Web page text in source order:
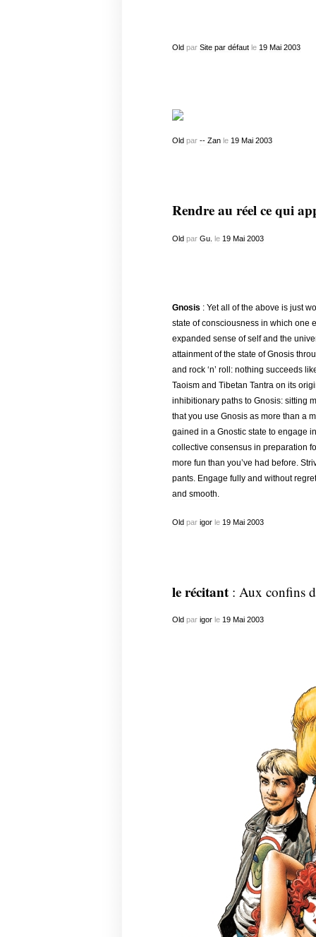
Old par Site par défautle 19 Mai 2003
Old par -- Zanle 19 Mai 2003
Rendre au réel ce qui
Oldpar Gu. le 19 Mai 2003
Gnosis : Yet all of the above is just
state of consciousness in which one
expanded sense of self and the
attainment of the state of Gnosis
and rock ‘n’ roll: nothing succeeds
Taoism and Tibetan Tantra on its
inhibitionary paths to Gnosis: sitting
that you use Gnosis as more than a
gained in a Gnostic state to engage
collective consensus in preparation
more fun than you’ve had before.
pants. Engage fully and without
and smooth.
Oldpar igorle 19 Mai 2003
le récitant: Aux confins
Oldpar igorle 19 Mai 2003